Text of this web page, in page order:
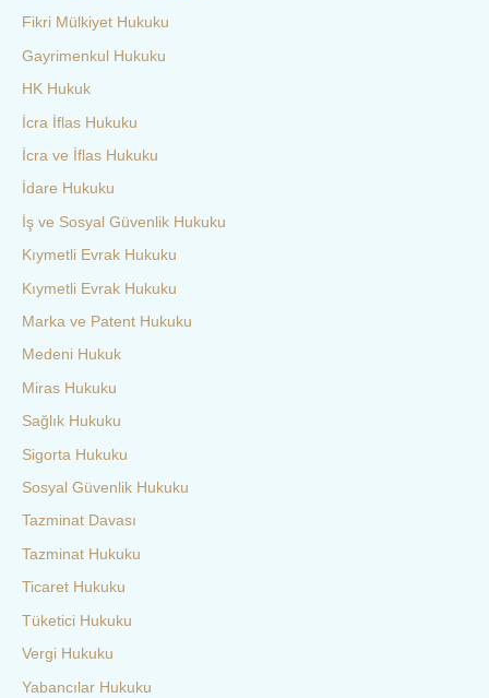
Fikri Mülkiyet Hukuku
Gayrimenkul Hukuku
HK Hukuk
İcra İflas Hukuku
İcra ve İflas Hukuku
İdare Hukuku
İş ve Sosyal Güvenlik Hukuku
Kıymetli Evrak Hukuku
Kıymetli Evrak Hukuku
Marka ve Patent Hukuku
Medeni Hukuk
Miras Hukuku
Sağlık Hukuku
Sigorta Hukuku
Sosyal Güvenlik Hukuku
Tazminat Davası
Tazminat Hukuku
Ticaret Hukuku
Tüketici Hukuku
Vergi Hukuku
Yabancılar Hukuku